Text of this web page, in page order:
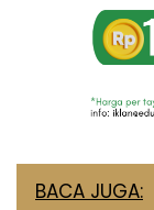
BACA JUGA: